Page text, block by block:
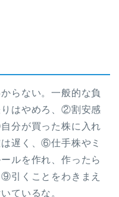
らない。一般的な負
はやめろ、②割安感
分が買った株に入れ
遅く、⑥仕手株やミ
ルを作れ、作ったら
引くことをわきまえ
ているな。